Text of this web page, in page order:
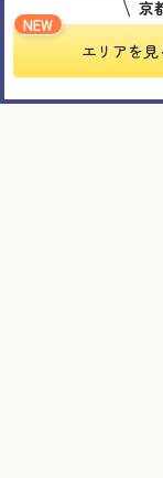
京
NEW
エリアを見